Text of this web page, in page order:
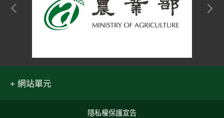
網站單元
隱私權保護宣告